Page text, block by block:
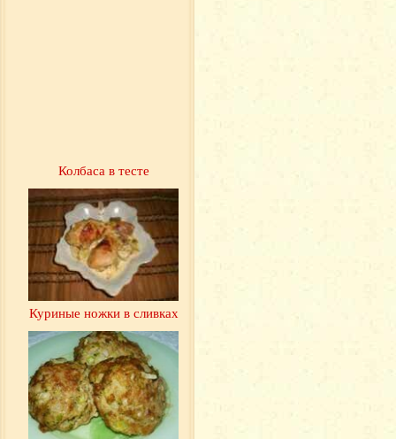
Колбаса в тесте
Куриные ножки в сливках